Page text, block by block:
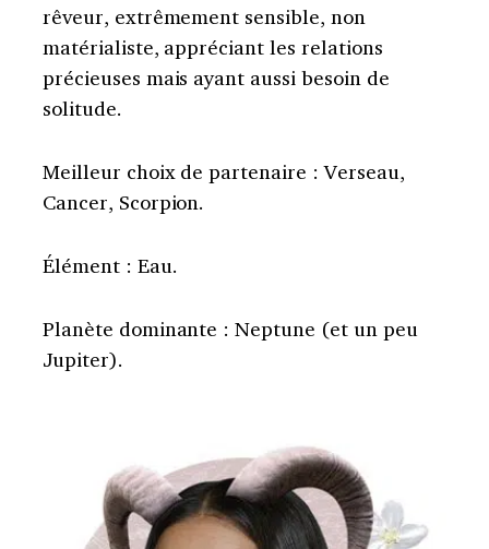
rêveur, extrêmement sensible, non
matérialiste, appréciant les relations
précieuses mais ayant aussi besoin de
solitude.
Meilleur choix de partenaire : Verseau,
Cancer, Scorpion.
Élément : Eau.
Planète dominante : Neptune (et un peu
Jupiter).